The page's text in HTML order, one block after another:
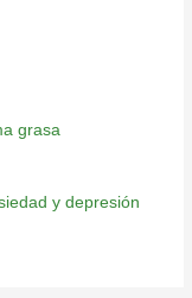
grasa
y depresión